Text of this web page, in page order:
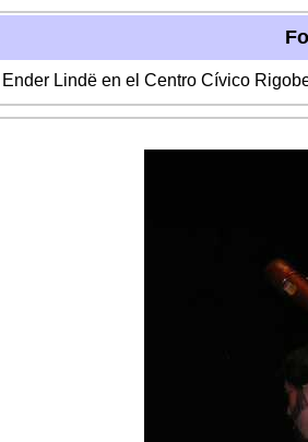
Lindë en el Centro Cívico